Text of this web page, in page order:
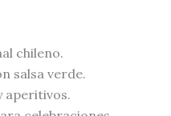
chileno.
salsa verde.
aperitivos.